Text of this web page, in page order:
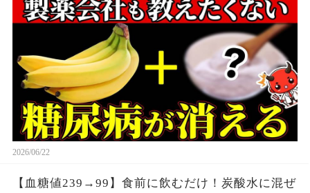
2026/06/22
【血糖値239→99】食前に飲むだけ！炭酸水に混ぜ